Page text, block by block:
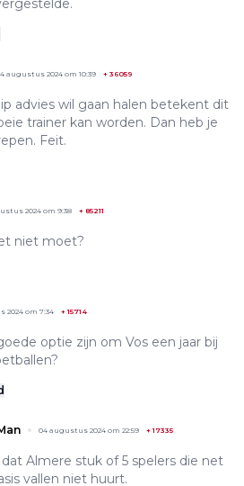
augustus 2024 om 10:39 + 36059
advies wil gaan halen betekent dit
trainer kan worden. Dan heb je
Feit.
2024 om 9:38 + 85211
niet moet?
2024 om 7:34 +15714
optie zijn om Vos een jaar bij
04 augustus 2024 om 22:59 +17335
Almere stuk of 5 spelers die net
vallen niet huurt.